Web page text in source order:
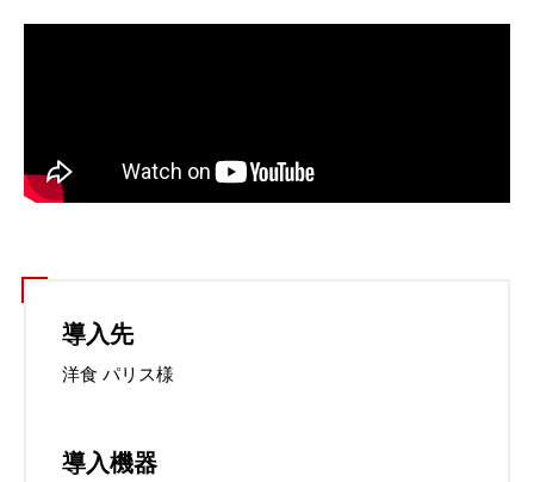
導入先
洋食 パリス様
導入機器